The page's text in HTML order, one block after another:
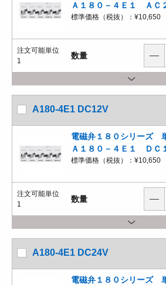
Ａ１８０－４Ｅ１ ＡＣ
標準価格（税抜）： ¥10,650
注文可能単位
1
数量
A180-4E1 DC12V
電磁弁１８０シリーズ
Ａ１８０－４Ｅ１ ＤＣ
標準価格（税抜）： ¥10,650
注文可能単位
1
数量
A180-4E1 DC24V
電磁弁１８０シリーズ